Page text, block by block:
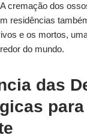
cremação dos
residências
e os mortos,
do mundo.
das